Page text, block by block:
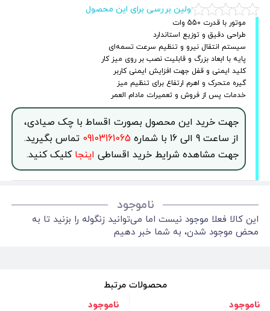
اولین بررسی برای این محصول
موتور با قدرت 550 وات
طراحی دقیق و توزیع استاندارد
سیستم انتقال نیرو و تنظیم سرعت تسمه‌ای
پایه با ابعاد بزرگ و قابلیت نصب بر روی میز کار
کلید ایمنی و قفل جهت افزایش ایمنی کاربر
گیره متحرک و اهرم ارتفاع برای تنظیم میز
خدمات پس از فروش و تعمیرات مادام العمر
جهت خرید این محصول بصورت اقساط با چک صیادی،
از ساعت 9 الی 16 با شماره
09103161065 تماس بگیرید.
جهت مشاهده شرایط خرید اقساطی اینجاکلیک کنید.
ناموجود
این کالا فعلا موجود نیست اما می‌توانید زنگوله را بزنید تا به
محض موجود شدن، به شما خبر دهیم
محصولات مرتبط
ناموجود
ناموجود